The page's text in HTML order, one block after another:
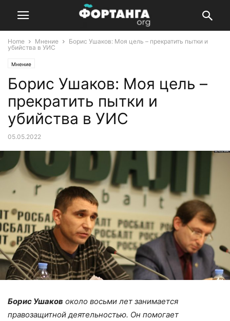
Home Мнение
Борис Ушаков: Моя цель – прекратить пытки и
убийства в УИС
Мнение
Борис Ушаков: Моя цель –
прекратить пытки и
убийства в УИС
05.05.2022
Борис Ушаков около восьми лет занимается
правозащитной деятельностью. Он помогает